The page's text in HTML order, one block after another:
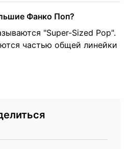
Фанко Поп?
"Super-Sized Pop".
частью общей линейки